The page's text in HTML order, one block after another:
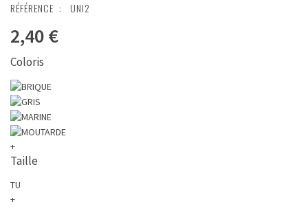
RÉFÉRENCE : UNI2
2,40 €
Coloris
+
Taille
TU
+